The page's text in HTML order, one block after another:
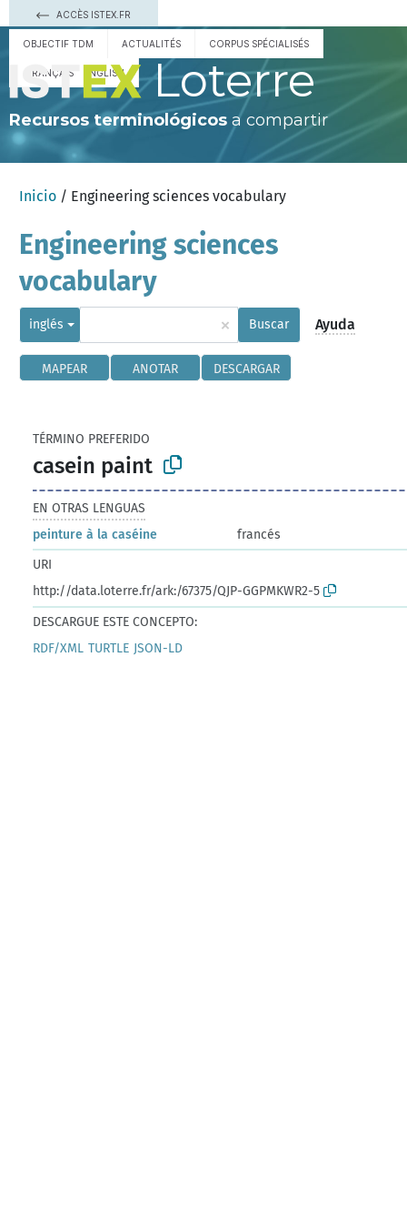
ACCÈS ISTEX.FR
OBJECTIF TDM ACTUALITÉS CORPUS SPÉCIALISÉS
FRANÇAIS ENGLISH Loterre
Recursos terminológicos a compartir
Inicio / Engineering sciences vocabulary
Engineering sciences
vocabulary
inglés × Buscar Ayuda
MAPEAR ANOTAR DESCARGAR
TÉRMINO PREFERIDO
casein paint
EN OTRAS LENGUAS
peinture à la caséine
francés
URI
http://data.loterre.fr/ark:/67375/QJP-GGPMKWR2-5
DESCARGUE ESTE CONCEPTO:
RDF/XML TURTLE JSON-LD